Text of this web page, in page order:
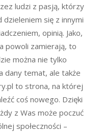
ludzi z pasją, którzy
się z innymi
opinią. Jako,
powoli zamierają, to
można nie tylko
dany temat, ale także
to strona, na której
coś nowego. Dzięki
z Was może poczuć
społeczności –